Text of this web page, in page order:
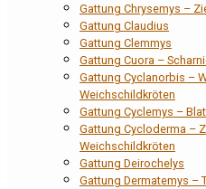
Gattung Chrysemys –
Gattung Claudius
Gattung Clemmys
Gattung Cuora –
Gattung Cyclanorbis –
Weichschildkröten
Gattung Cyclemys –
Gattung Cycloderma –
Weichschildkröten
Gattung Deirochelys
Gattung Dermatemys –